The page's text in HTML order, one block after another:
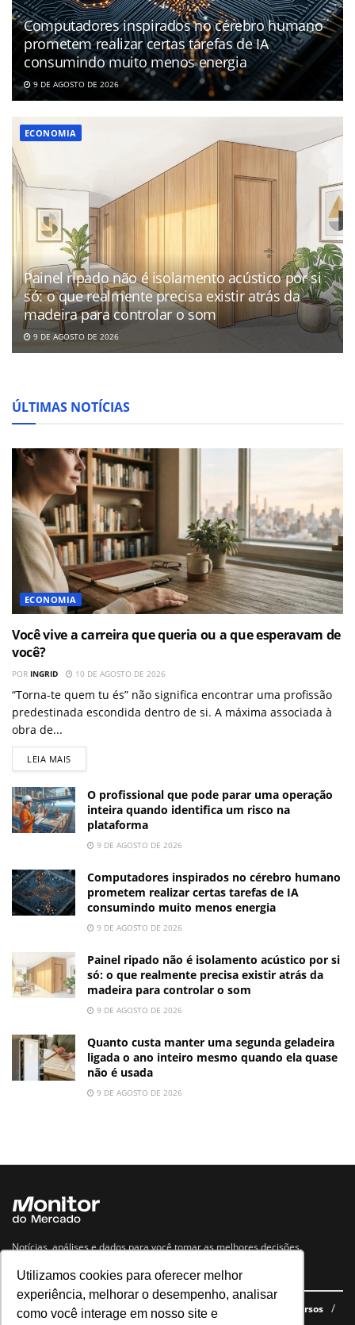
Utilizamos cookies para oferecer melhor
experiência, melhorar o desempenho, analisar
como você interage em nosso site e
Computadores inspirados no cérebro humano
prometem realizar certas tarefas de IA
consumindo muito menos energia
9 DE AGOSTO DE 2026
ECONOMIA
Painel ripado não é isolamento acústico por si
só: o que realmente precisa existir atrás da
madeira para controlar o som
9 DE AGOSTO DE 2026
ÚLTIMAS NOTÍCIAS
ECONOMIA
Você vive a carreira que queria ou a que esperavam de
você?
POR INGRID 10 DE AGOSTO DE 2026
“Torna-te quem tu és” não significa encontrar uma profissão
predestinada escondida dentro de si. A máxima associada à
obra de...
LEIA MAIS
O profissional que pode parar uma operação
inteira quando identifica um risco na
plataforma
9 DE AGOSTO DE 2026
Computadores inspirados no cérebro humano
prometem realizar certas tarefas de IA
consumindo muito menos energia
9 DE AGOSTO DE 2026
Painel ripado não é isolamento acústico por si
só: o que realmente precisa existir atrás da
madeira para controlar o som
9 DE AGOSTO DE 2026
Quanto custa manter uma segunda geladeira
ligada o ano inteiro mesmo quando ela quase
não é usada
9 DE AGOSTO DE 2026
Notícias, análises e dados para você tomar as melhores decisões.
Navegue no site
Últimas notícias Quem somos E-books gratuitos
Cursos